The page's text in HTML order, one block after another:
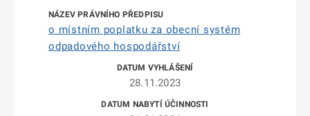
o místním poplatku za obecní systém
odpadového hospodářství
28.11.2023